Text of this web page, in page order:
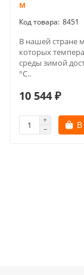
м
8451
В нашей стране
которых
среды зимой
°С..
10 544 ₽
В